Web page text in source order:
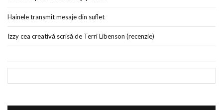
Hainele transmit mesaje din suflet
Izzy cea creativă scrisă de Terri Libenson (recenzie)